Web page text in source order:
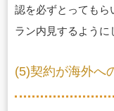
認を必ずとってもら
ラン内見するように
(5)契約が海外へ